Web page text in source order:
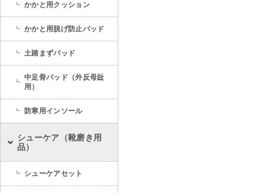
かかと用クッション
かかと用脱げ防止パッド
土踏まずパッド
中足骨パッド（外反母趾
用）
防寒用インソール
シューケア（靴磨き用
品）
シューケアセット